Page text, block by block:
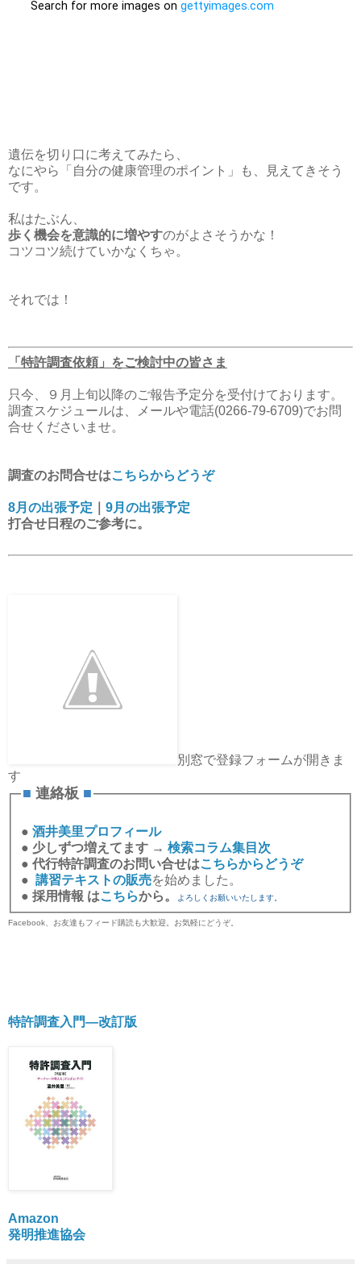
遺伝を切り口に考えてみたら、
なにやら「自分の健康管理のポイント」も、見えてきそう
です。
私はたぶん、
歩く機会を意識的に増やすのがよさそうかな！
コツコツ続けていかなくちゃ。
それでは！
「特許調査依頼」をご検討中の皆さま
只今、９月上旬以降のご報告予定分を受付けております。
調査スケジュールは、メールや電話(0266-79-6709)でお問
合せくださいませ。
調査のお問合せはこちらからどうぞ
8月の出張予定
9月の出張予定
打合せ日程のご参考に。
別窓で登録フォームが開きま
す
■ 連絡板 ■
● 酒井美里プロフィール
● 少しずつ増えてます → 検索コラム集目次
● 代行特許調査のお問い合せはこちらからどうぞ
● 講習テキストの販売を始めました。
● 採用情報 はこちらから。 よろしくお願いいたします。
Facebook、お友達もフィード購読も大歓迎。お気軽にどうぞ。
特許調査入門―改訂版
Amazon
発明推進協会